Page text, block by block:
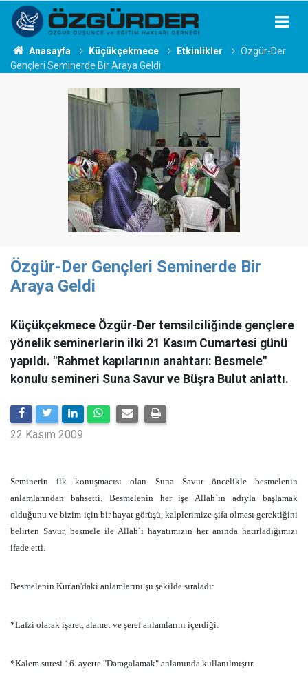
Anasayfa Küçükçekmece Etkinlikler
Özgür-Der
Gençleri Seminerde Bir Araya Geldi
Özgür-Der Gençleri Seminerde Bir
Araya Geldi
Küçükçekmece Özgür-Der temsilciliğinde gençlere
yönelik seminerlerin ilki 21 Kasım Cumartesi günü
yapıldı. "Rahmet kapılarının anahtarı: Besmele"
konulu semineri Suna Savur ve Büşra Bulut anlattı.
22 Kasım 2009
Seminerin ilk konuşmacısı olan Suna Savur öncelikle besmelenin
anlamlarından bahsetti. Besmelenin her işe Allah`ın adıyla başlamak
olduğunu ve bizim için bir hayat görüşü, kalplerimize şifa olması gerektiğini
belirten Savur, besmele ile Allah`ı hayatımızın her anında hatırladığımızı
ifade etti.
Besmelenin Kur'an'daki anlamlarını şu şekilde sıraladı:
*Lafzi olarak işaret, alamet ve şeref anlamlarını içerdiği.
*Kalem suresi 16. ayette "Damgalamak" anlamında kullanılmıştır.